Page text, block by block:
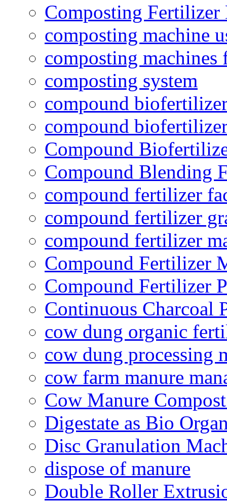
Composting
composting machine
composting
composting system
compound
compound
Compound
Compound Blending
compound fertilizer
compound fertilizer
compound fertilizer
Compound Fertilizer
Compound Fertilizer
Continuous Charcoal
cow dung organic
cow dung processing
cow farm manure
Cow Manure
Digestate as Bio
Disc Granulation
dispose of manure
Double Roller